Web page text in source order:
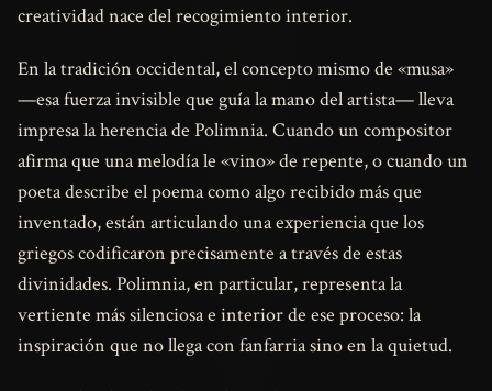
creatividad nace del recogimiento interior.
En la tradición occidental, el concepto mismo de «musa»
—esa fuerza invisible que guía la mano del artista— lleva
impresa la herencia de Polimnia. Cuando un compositor
afirma que una melodía le «vino» de repente, o cuando un
poeta describe el poema como algo recibido más que
inventado, están articulando una experiencia que los
griegos codificaron precisamente a través de estas
divinidades. Polimnia, en particular, representa la
vertiente más silenciosa e interior de ese proceso: la
inspiración que no llega con fanfarria sino en la quietud.